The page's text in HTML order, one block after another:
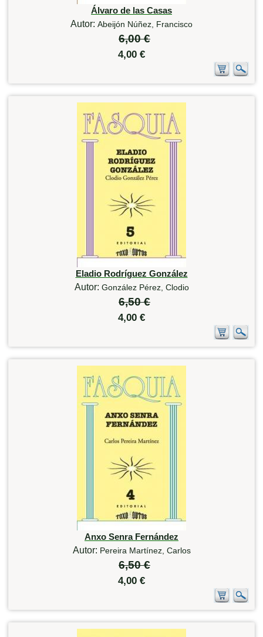
Álvaro de las Casas
Autor: Abeijón Núñez, Francisco
6,00 €
4,00 €
Eladio Rodríguez González
Autor: González Pérez, Clodio
6,50 €
4,00 €
Anxo Senra Fernández
Autor: Pereira Martínez, Carlos
6,50 €
4,00 €